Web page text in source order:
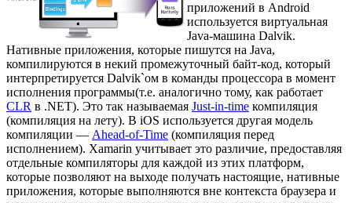
приложений в Android
используется виртуальная
Java-машина Dalvik.
Нативные приложения, которые пишутся на Java,
компилируются в некий промежуточный байт-код, который
интерпретируется Dalvik`ом в команды процессора в момент
исполнения программы(т.е. аналогично тому, как работает
CLR в .NET). Это так называемая Just-in-time компиляция
(компиляция на лету). В iOS используется другая модель
компиляции — Ahead-of-Time (компиляция перед
исполнением). Xamarin учитывает это различие, предоставляя
отдельные компиляторы для каждой из этих платформ,
которые позволяют на выходе получать настоящие, нативные
приложения, которые выполняются вне контекста браузера и